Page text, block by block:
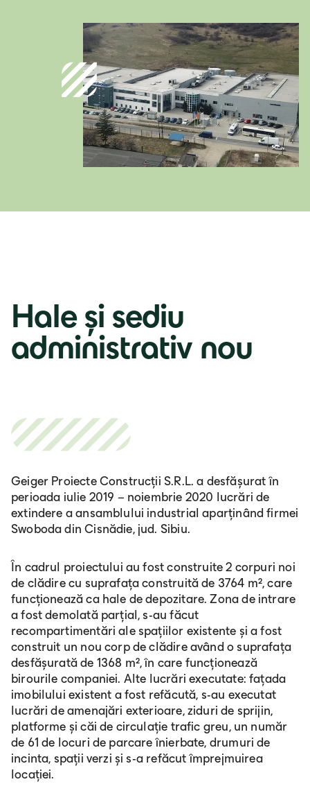
Hale și sediu
administrativ nou
Geiger Proiecte Construcții S.R.L. a desfășurat în
perioada iulie 2019 – noiembrie 2020 lucrări de
extindere a ansamblului industrial aparținând firmei
Swoboda din Cisnădie, jud. Sibiu.
În cadrul proiectului au fost construite 2 corpuri noi
de clădire cu suprafața construită de 3764 m², care
funcționează ca hale de depozitare. Zona de intrare
a fost demolată parțial, s-au făcut
recompartimentări ale spațiilor existente și a fost
construit un nou corp de clădire având o suprafața
desfășurată de 1368 m², în care funcționează
birourile companiei. Alte lucrări executate: fațada
imobilului existent a fost refăcută, s-au executat
lucrări de amenajări exterioare, ziduri de sprijin,
platforme și căi de circulație trafic greu, un număr
de 61 de locuri de parcare înierbate, drumuri de
incinta, spații verzi și s-a refăcut împrejmuirea
locației.
Deutsch
Italia
Italiano
România